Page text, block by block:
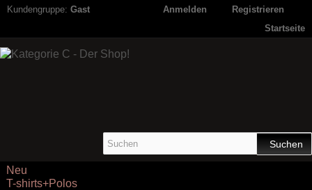
Kundengruppe: Gast Registrieren
Anmelden
Startseite
Suchen
Neu
T-shirts+Polos